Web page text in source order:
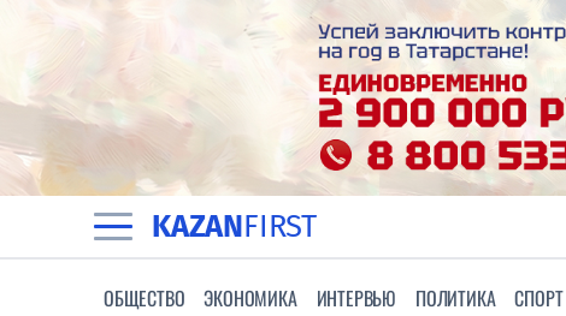
KAZANFIRST
ОБЩЕСТВО ЭКОНОМИКА ИНТЕРВЬЮ ПОЛИТИКА СПОРТ